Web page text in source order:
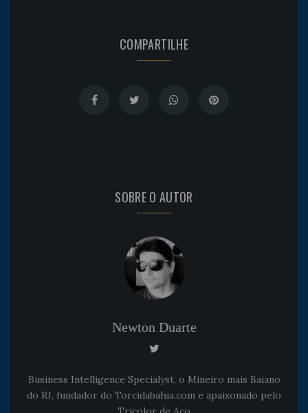
COMPARTILHE
SOBRE O AUTOR
Newton Duarte
Business Intelligence Specialyst, o Mineiro mais Baiano
do RJ, fundador do Torcidabahia.com e apaixonado pelo